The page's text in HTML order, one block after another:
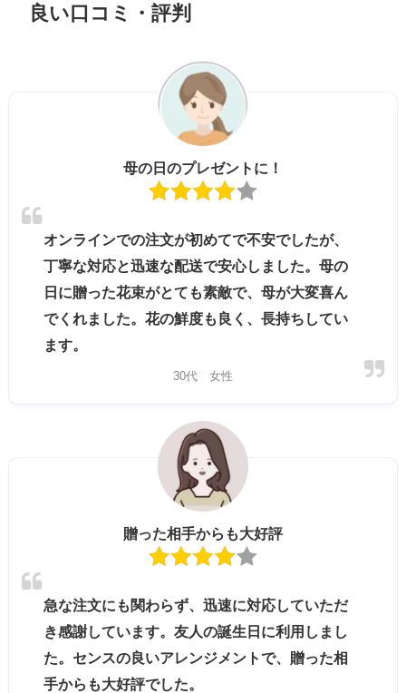
良い口コミ・評判
母の日のプレゼントに！
オンラインでの注文が初めてで不安でしたが、
丁寧な対応と迅速な配送で安心しました。母の
日に贈った花束がとても素敵で、母が大変喜ん
でくれました。花の鮮度も良く、長持ちしてい
ます。
30代 女性
贈った相手からも大好評
急な注文にも関わらず、迅速に対応していただ
き感謝しています。友人の誕生日に利用しまし
た。センスの良いアレンジメントで、贈った相
手からも大好評でした。